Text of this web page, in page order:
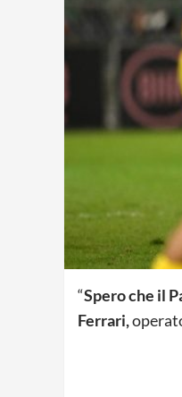
“Spero che il
Ferrari,